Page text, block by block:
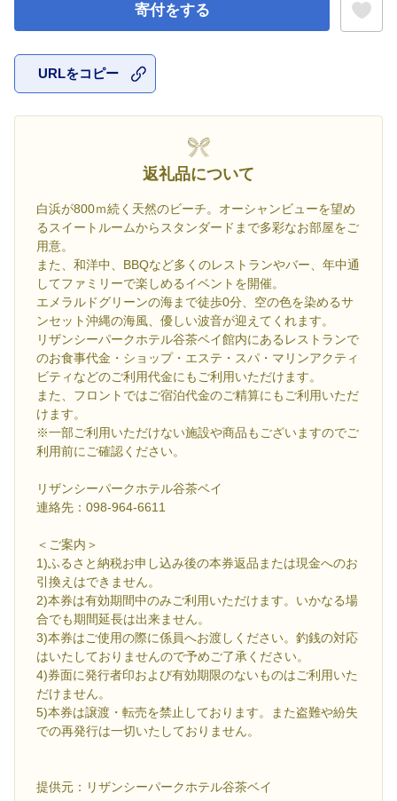
寄付をする
URLをコピー
返礼品について
白浜が800ｍ続く天然のビーチ。オーシャンビューを望め
るスイートルームからスタンダードまで多彩なお部屋をご
用意。
また、和洋中、BBQなど多くのレストランやバー、年中通
してファミリーで楽しめるイベントを開催。
エメラルドグリーンの海まで徒歩0分、空の色を染めるサ
ンセット沖縄の海風、優しい波音が迎えてくれます。
リザンシーパークホテル谷茶ベイ館内にあるレストランで
のお食事代金・ショップ・エステ・スパ・マリンアクティ
ビティなどのご利用代金にもご利用いただけます。
また、フロントではご宿泊代金のご精算にもご利用いただ
けます。
※一部ご利用いただけない施設や商品もございますのでご
利用前にご確認ください。
リザンシーパークホテル谷茶ベイ
連絡先：098-964-6611
＜ご案内＞
1)ふるさと納税お申し込み後の本券返品または現金へのお
引換えはできません。
2)本券は有効期間中のみご利用いただけます。いかなる場
合でも期間延長は出来ません。
3)本券はご使用の際に係員へお渡しください。釣銭の対応
はいたしておりませんので予めご了承ください。
4)券面に発行者印および有効期限のないものはご利用いた
だけません。
5)本券は譲渡・転売を禁止しております。また盗難や紛失
での再発行は一切いたしておりません。
提供元：リザンシーパークホテル谷茶ベイ